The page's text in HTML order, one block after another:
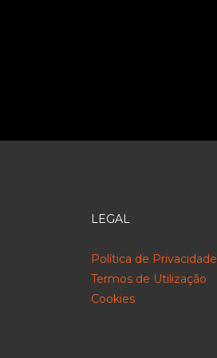
LEGAL
Política de Privacidade
Termos de Utilização
Cookies